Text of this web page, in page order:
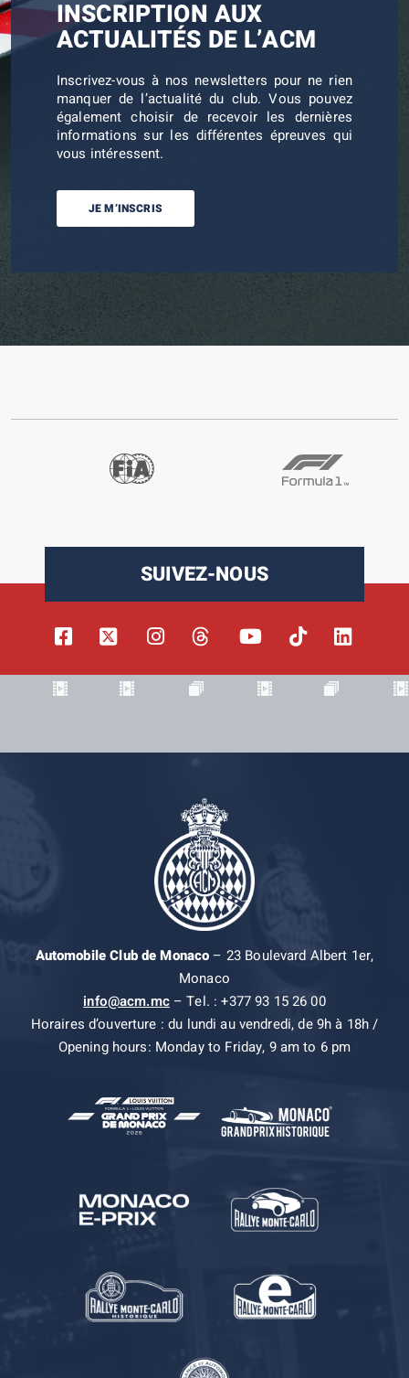
INSCRIPTION AUX
ACTUALITÉS DE L’ACM
Inscrivez-vous à nos newsletters pour ne rien
manquer de l’actualité du club. Vous pouvez
également choisir de recevoir les dernières
informations sur les différentes épreuves qui
vous intéressent.
JE M’INSCRIS
SUIVEZ-NOUS
Automobile Club de Monaco– 23 Boulevard Albert 1er,
Monaco
info@acm.mc– Tel. : +377 93 15 26 00
Horaires d’ouverture : du lundi au vendredi, de 9h à 18h /
Opening hours: Monday to Friday, 9 am to 6 pm